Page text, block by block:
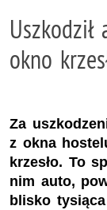
okno
Za
z okna
krzesło. To
nim auto,
blisko